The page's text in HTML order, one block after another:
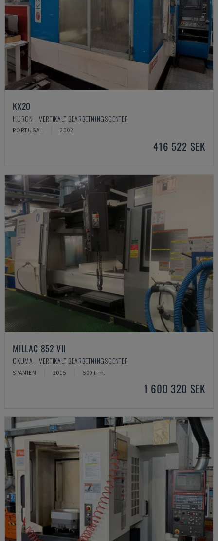
KX20
HURON - VERTIKALT BEARBETNINGSCENTER
PORTUGAL 2002
416 522 SEK
MILLAC 852 VII
OKUMA - VERTIKALT BEARBETNINGSCENTER
SPANIEN 2015 500 tim.
1 600 320 SEK